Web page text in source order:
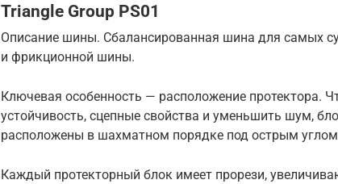
Triangle Group PS01
Описание шины. Сбалансированная шина для самых
и фрикционной шины.
Ключевая особенность — расположение протектора.
устойчивость, сцепные свойства и уменьшить шум,
расположены в шахматном порядке под острым
Каждый протекторный блок имеет прорези,